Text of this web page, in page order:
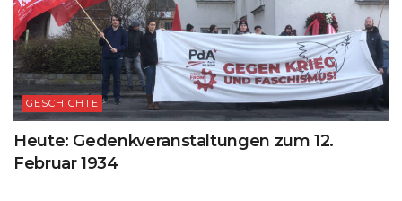
GESCHICHTE
Heute: Gedenkveranstaltungen zum 12.
Februar 1934